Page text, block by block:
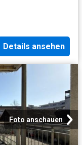
Details ansehen
Foto anschauen